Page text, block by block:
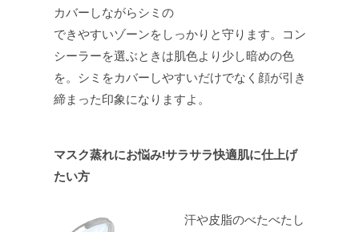
カバーしながらシミの
できやすいゾーンをしっかりと守ります。コン
シーラーを選ぶときは肌色より少し暗めの色
を。シミをカバーしやすいだけでなく顔が引き
締まった印象になりますよ。
マスク蒸れにお悩み!サラサラ快適肌に仕上げ
たい方
汗や皮脂のべたべたし